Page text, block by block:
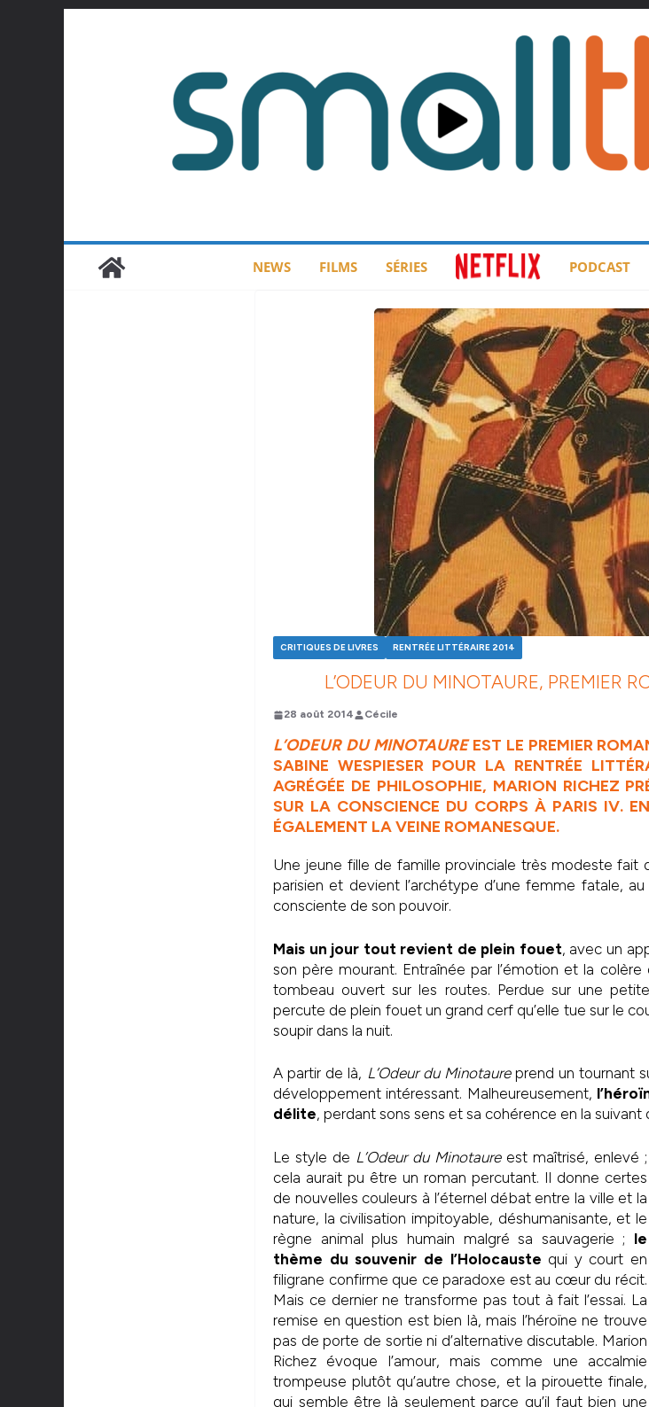
NEWS FILMS SÉRIES PODCAST
CRITIQUES DE LIVRES RENTRÉE LITTÉRAIRE 2014
L’ODEUR DU MINOTAURE, PREMIER
28 août 2014 Cécile
L’ODEUR DU MINOTAUREEST LE PREMIER
SABINE WESPIESERPOUR LA RENTRÉE
AGRÉGÉE DE PHILOSOPHIE, MARION RICHEZ
SUR LA CONSCIENCE DU CORPS À PARIS IV.
ÉGALEMENT LA VEINE ROMANESQUE.
Une jeune fille de famille provinciale très modeste fait
parisien et devient l’archétype d’une femme fatale,
consciente de son pouvoir.
Mais un jour tout revient de plein fouet, avec un
son père mourant. Entraînée par l’émotion et la
tombeau ouvert sur les routes. Perdue sur une
percute de plein fouet un grand cerf qu’elle tue sur le
soupir dans la nuit.
A partir de là, L’Odeur du Minotaure prend un tournant
développement intéressant. Malheureusement,
délite, perdant sons sens et sa cohérence en la suivant
Le style de L’Odeur du Minotaure est maîtrisé, enlevé ;
cela aurait pu être un roman percutant. Il donne certes
de nouvelles couleurs à l’éternel débat entre la ville et la
nature, la civilisation impitoyable, déshumanisante, et le
règne animal plus humain malgré sa sauvagerie ; le
thème du souvenir de l’Holocauste qui y court en
filigrane confirme que ce paradoxe est au cœur du récit.
Mais ce dernier ne transforme pas tout à fait l’essai. La
remise en question est bien là, mais l’héroïne ne trouve
pas de porte de sortie ni d’alternative discutable. Marion
Richez évoque l’amour, mais comme une accalmie
trompeuse plutôt qu’autre chose, et la pirouette finale,
qui semble être là seulement parce qu’il faut bien une